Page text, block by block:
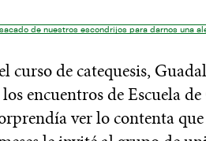
de nuestros escondrijos para darnos una
curso de catequesis,
encuentros de Escuela
ver lo contenta